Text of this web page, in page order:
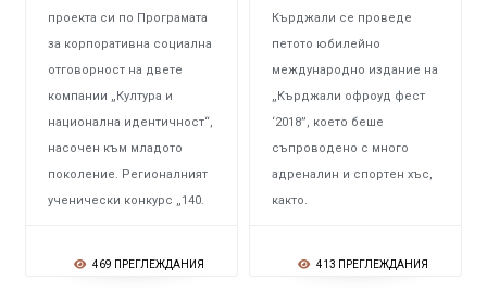
проекта си по Програмата
за корпоративна социална
отговорност на двете
компании „Култура и
национална идентичност“,
насочен към младото
поколение. Регионалният
ученически конкурс „140.
469 ПРЕГЛЕЖДАНИЯ
Кърджали се проведе
петото юбилейно
международно издание на
„Кърджали офроуд фест
‘2018”, което беше
съпроводено с много
адреналин и спортен хъс,
както.
413 ПРЕГЛЕЖДАНИЯ